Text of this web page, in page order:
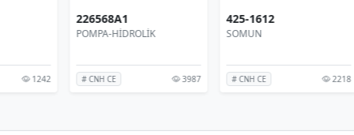
98419724
POMPA-YAKIT
# CNH CE
8019342
# CNH CE #